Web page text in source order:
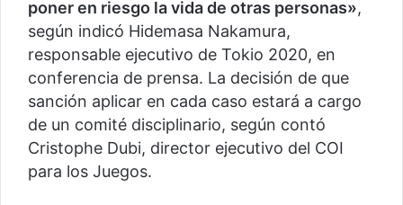
poner en riesgo la vida de otras personas»,
según indicó Hidemasa Nakamura,
responsable ejecutivo de Tokio 2020, en
conferencia de prensa. La decisión de que
sanción aplicar en cada caso estará a cargo
de un comité disciplinario, según contó
Cristophe Dubi, director ejecutivo del COI
para los Juegos.